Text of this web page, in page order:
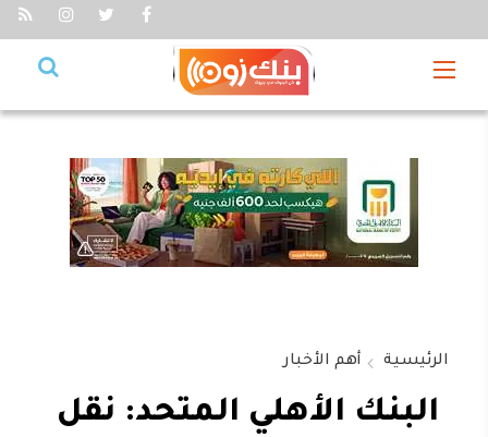
الرئيسية أهم الأخبار
البنك الأهلي المتحد: نقل